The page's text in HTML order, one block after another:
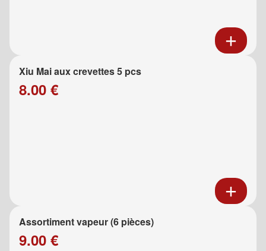
Xiu Mai aux crevettes 5 pcs
8.00 €
Assortiment vapeur (6 pièces)
9.00 €